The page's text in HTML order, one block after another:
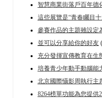
智慧商業街落戶百年德
這些展覽是“青春矚目
參賽作品的主題雖設定
並可以分享給你的好友
充分發揮宣傳教育在生
培養青少年動手動腦能
北京國際懾影周執行主
8264榜單功能為您提供